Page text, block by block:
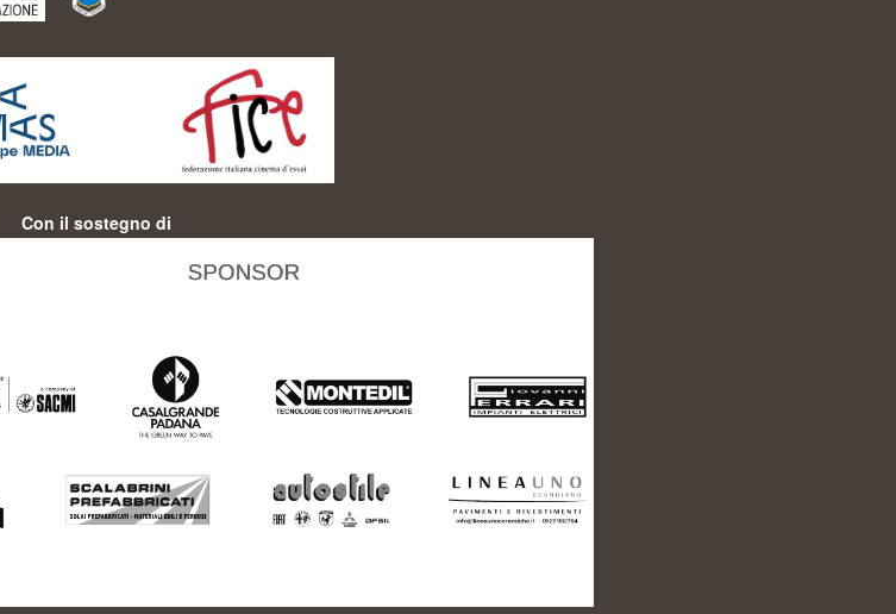
Con il sostegno di